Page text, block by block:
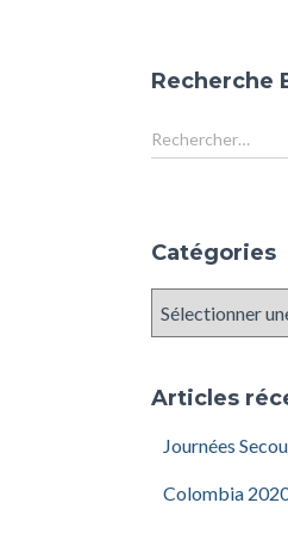
Recherche
Rechercher…
Catégories
Articles
Journées
Colombia